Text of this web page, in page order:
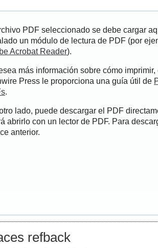
PDF seleccionado se debe cargar
un módulo de lectura de PDF (por
Acrobat Reader).
más información sobre cómo
Press le proporciona una guía útil de
.
lado, puede descargar el PDF
abrirlo con un lector de PDF. Para
anterior.
refback